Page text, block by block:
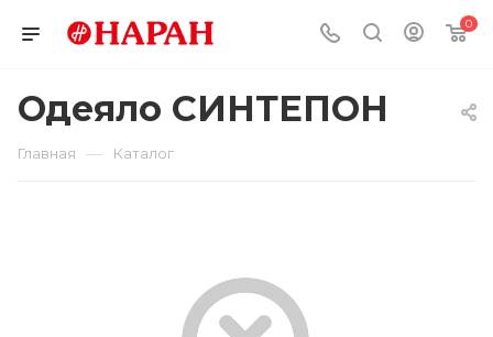
0
Одеяло СИНТЕПОН
Главная — Каталог